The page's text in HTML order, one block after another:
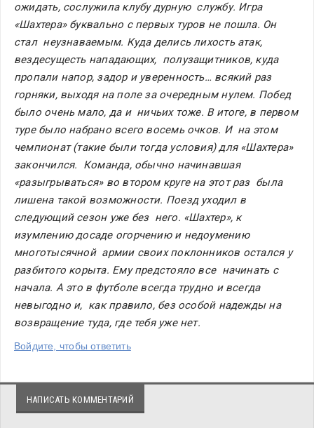
ожидать, сослужила клубу дурную  службу. Игра
«Шахтера» буквально с первых туров не пошла. Он
стал  неузнаваемым. Куда делись лихость атак,
вездесущесть нападающих,  полузащитников, куда
пропали напор, задор и уверенность… всякий раз
горняки, выходя на поле за очередным нулем. Побед
было очень мало, да и  ничьих тоже. В итоге, в первом
туре было набрано всего восемь очков. И  на этом
чемпионат (такие были тогда условия) для «Шахтера»
закончился.  Команда, обычно начинавшая
«разыгрываться» во втором круге на этот раз  была
лишена такой возможности. Поезд уходил в
следующий сезон уже без  него. «Шахтер», к
изумлению досаде огорчению и недоумению
многотысячной  армии своих поклонников остался у
разбитого корыта. Ему предстояло все  начинать с
начала. А это в футболе всегда трудно и всегда
невыгодно и,  как правило, без особой надежды на
возвращение туда, где тебя уже нет.
Войдите, чтобы ответить
НАПИСАТЬ КОММЕНТАРИЙ